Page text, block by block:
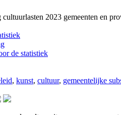
2023 gemeenten en
de statistiek
, kunst, cultuur, gemeentelijke